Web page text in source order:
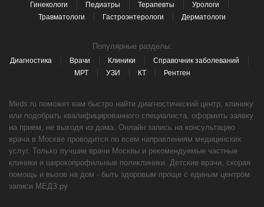
Гинекологи Педиатры Терапевты
Урологи
Травматологи
Гастроэнтерологи Дерматологи
Популярные разделы:
Диагностика Врачи Клиники
Справочник заболеваний
МРТ
УЗИ КТ Рентген
Meds.ru поможет вам быстро найти диагностический центр, клинику
или подобрать квалифицированного специалиста, оформить заявку
на прием, не выходя из дома. Онлайн запись на консультацию
врача в Москве проводится по всем направлениям медицинских
услуг. Только лучшие врачи Москвы и рекомендуемые частные
клиники и широкопрофильные поликлиники. Детские врачи, скорая
помощь и вызов на дом - быть здоровым проще с единым центром
записи МЕДЗ.ру